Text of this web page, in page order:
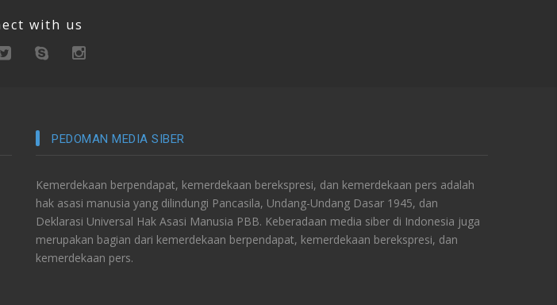
with us
PEDOMAN MEDIA SIBER
Kemerdekaan berpendapat, kemerdekaan berekspresi, dan kemerdekaan pers adalah
hak asasi manusia yang dilindungi Pancasila, Undang-Undang Dasar 1945, dan
Deklarasi Universal Hak Asasi Manusia PBB. Keberadaan media siber di Indonesia juga
merupakan bagian dari kemerdekaan berpendapat, kemerdekaan berekspresi, dan
kemerdekaan pers.